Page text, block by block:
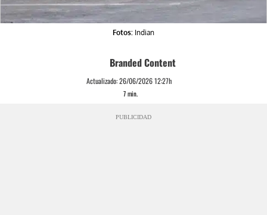
Fotos: Indian
Branded Content
Actualizado:26/06/2026 12:27h
7min.
PUBLICIDAD